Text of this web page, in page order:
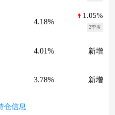
4.18%
1.05%
2季度
4.01% 新增
3.78% 新增
仓信息